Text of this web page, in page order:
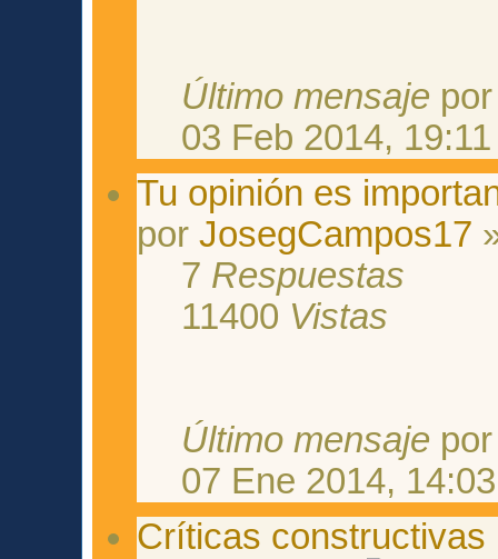
Último mensaje
03 Feb 2014, 19:11
Tu opinión es
porJosegCampos17
7 Respuestas
11400 Vistas
Último mensaje
07 Ene 2014, 14:03
Críticas